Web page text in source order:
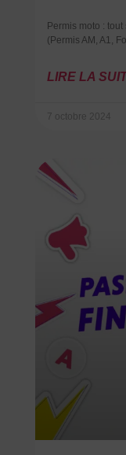
Permis moto :
(Permis AM, A1,
LIRE LA
7 octobre 2024